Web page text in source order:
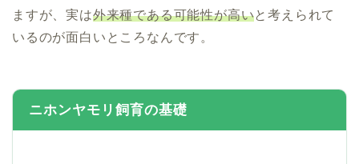
ますが、実は外来種である可能性が高いと考えられて
いるのが面白いところなんです。
ニホンヤモリ飼育の基礎